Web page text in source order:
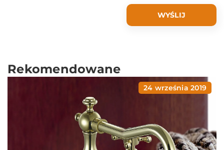
Rekomendowane
24 września 2019